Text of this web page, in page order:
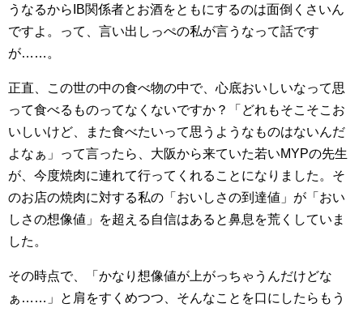
うなるからIB関係者とお酒をともにするのは面倒くさいん
ですよ。って、言い出しっぺの私が言うなって話です
が……。
正直、この世の中の食べ物の中で、心底おいしいなって思
って食べるものってなくないですか？「どれもそこそこお
いしいけど、また食べたいって思うようなものはないんだ
よなぁ」って言ったら、大阪から来ていた若いMYPの先生
が、今度焼肉に連れて行ってくれることになりました。そ
のお店の焼肉に対する私の「おいしさの到達値」が「おい
しさの想像値」を超える自信はあると鼻息を荒くしていま
した。
その時点で、「かなり想像値が上がっちゃうんだけどな
ぁ……」と肩をすくめつつ、そんなことを口にしたらもう